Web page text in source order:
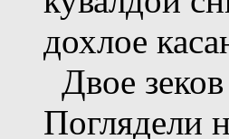
дохлое
Двое
Поглядели